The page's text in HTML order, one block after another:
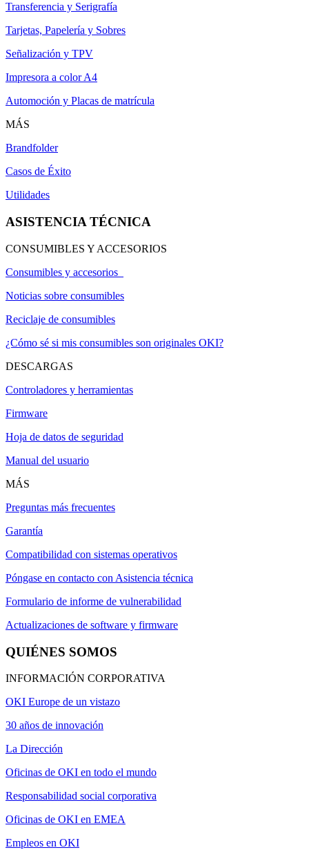
Transferencia y Serigrafía
Tarjetas, Papelería y Sobres
Señalización y TPV
Impresora a color A4
Automoción y Placas de matrícula
MÁS
Brandfolder
Casos de Éxito
Utilidades
ASISTENCIA TÉCNICA
CONSUMIBLES Y ACCESORIOS
Consumibles y accesorios
Noticias sobre consumibles
Reciclaje de consumibles
¿Cómo sé si mis consumibles son originales OKI?
DESCARGAS
Controladores y herramientas
Firmware
Hoja de datos de seguridad
Manual del usuario
MÁS
Preguntas más frecuentes
Garantía
Compatibilidad con sistemas operativos
Póngase en contacto con Asistencia técnica
Formulario de informe de vulnerabilidad
Actualizaciones de software y firmware
QUIÉNES SOMOS
INFORMACIÓN CORPORATIVA
OKI Europe de un vistazo
30 años de innovación
La Dirección
Oficinas de OKI en todo el mundo
Responsabilidad social corporativa
Oficinas de OKI en EMEA
Empleos en OKI